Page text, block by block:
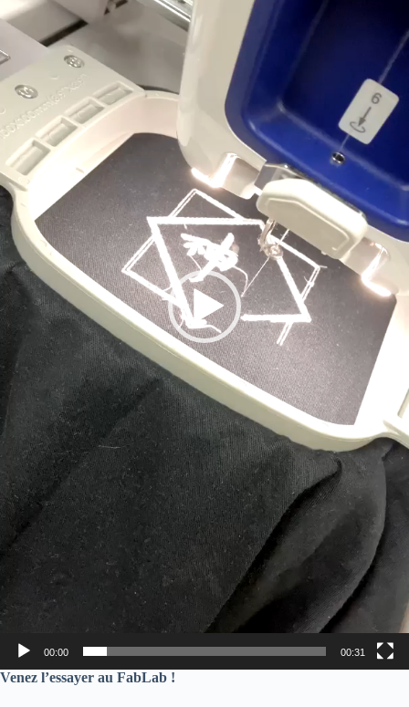
00:00 00:31
Venez l’essayer au FabLab !